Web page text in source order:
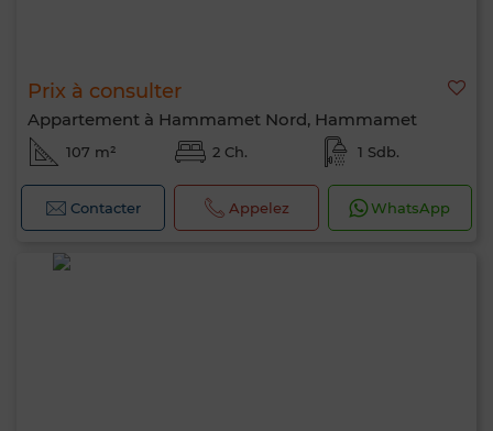
Prix à consulter
Appartement à Hammamet Nord, Hammamet
107 m² 2 Ch. 1 Sdb.
Contacter Appelez WhatsApp